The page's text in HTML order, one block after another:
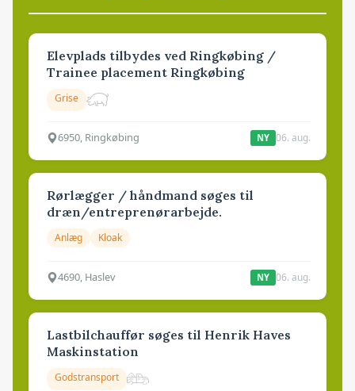
Elevplads tilbydes ved Ringkøbing /
Trainee placement Ringkøbing
Grise
6950, Ringkøbing NY 06. aug.
Rørlægger / håndmand søges til
dræn/entreprenørarbejde.
Anlæg Kloak
4690, Haslev NY 06. aug.
Lastbilchauffør søges til Henrik Haves
Maskinstation
Godstransport